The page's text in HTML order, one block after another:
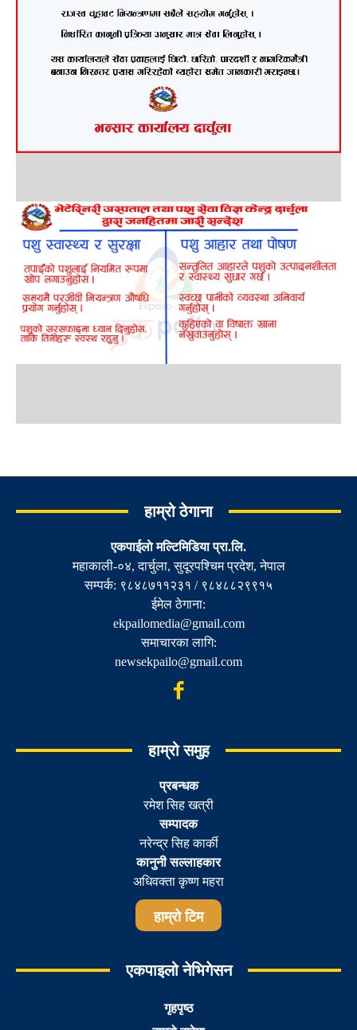
हाम्रो ठेगाना
एकपाईलाे मल्टिमिडिया प्रा.लि.
महाकाली-०४, दार्चुला, सुदूरपश्चिम प्रदेश, नेपाल
सम्पर्क: ९८४८७११२३१ / ९८४८८२९९१५
ईमेल ठेगाना:
ekpailomedia@gmail.com
समाचारका लागि:
newsekpailo@gmail.com
हाम्रो समुह
प्रबन्धक
रमेश सिह खत्री
सम्पादक
नरेन्द्र सिह कार्की
कानुनी सल्लाहकार
अधिवक्ता कृष्ण महरा
हाम्रो टिम
एकपाइलो नेभिगेसन
गृहपृष्ठ